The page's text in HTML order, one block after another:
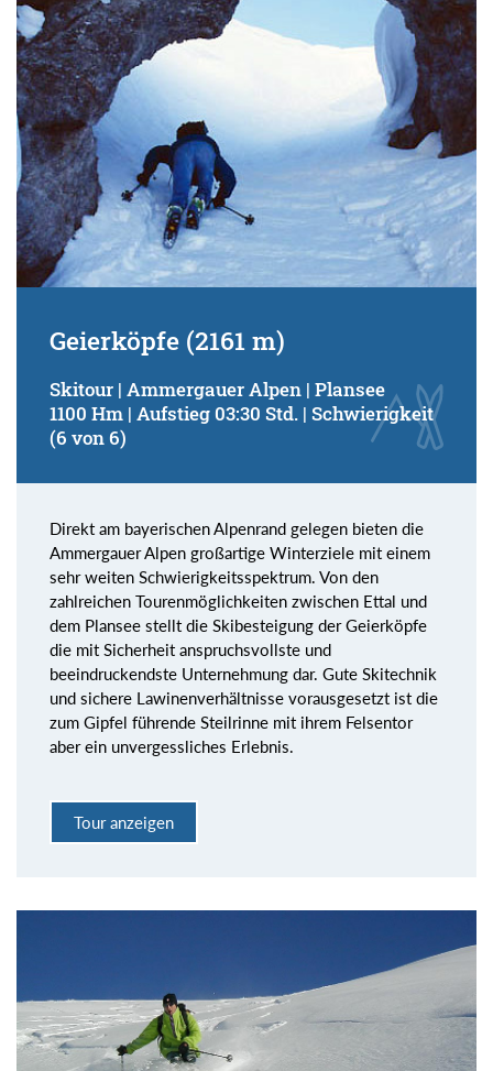
Geierköpfe (2161 m)
Skitour | Ammergauer Alpen | Plansee
1100 Hm | Aufstieg 03:30 Std. | Schwierigkeit
(6 von 6)
Direkt am bayerischen Alpenrand gelegen bieten die
Ammergauer Alpen großartige Winterziele mit einem
sehr weiten Schwierigkeitsspektrum. Von den
zahlreichen Tourenmöglichkeiten zwischen Ettal und
dem Plansee stellt die Skibesteigung der Geierköpfe
die mit Sicherheit anspruchsvollste und
beeindruckendste Unternehmung dar. Gute Skitechnik
und sichere Lawinenverhältnisse vorausgesetzt ist die
zum Gipfel führende Steilrinne mit ihrem Felsentor
aber ein unvergessliches Erlebnis.
Tour anzeigen